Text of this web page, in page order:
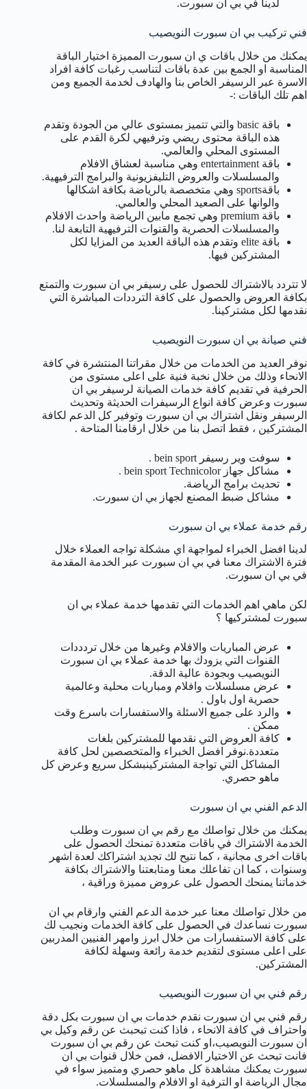
لدينا في بي ان سبورت.
فني تركيب بي ان سبورت النويصيب
يمكنك من خلال باقات ي ان سبورت المميزة اختيار الباقة
المناسبة او الجمع بين عدة باقات لتناسب رغبات كافة افراد
الاسرة عبر الرسيفر الخاص بنا والهادف لخدمة الجميع ومن
اهم تلك الباقات :-
باقة basic والتي تتميز بمستوى عالي من الجودة وتقدم
هذه الباقة محتوى ريضي وترفيهي لكرة القدم على
المستوى المحلي والعالمي.
باقة entertainment وهي مناسبة لعشاق الافلام
والمسلسلات والعروض التليفزيونية والبرامج الترفيهية.
باقةsports وهي متخصصة بالرياضة بكافة اشكالها
والوانها على الصعيد المحلي والعالمي.
باقة premium وهي تجمع مابين الرياضة واحدث الافلام
والمسلسلات الحصرية والقنوات الترفيهية التابعة لنا.
باقة elite وتقدم هذه الباقة العديد من المزايا لكل
المشتركين فيها.
لا تتردد بالاشتراك للحصول على رسيفر بي ان سبورت والتمتع
بكافة العروض والحصول على كافة الترددات المباشرة التي
نقدمها لكل مشتركينا.
فني صيانة بي ان سبورت النويصيب
نوفر العديد من الخدمات من خلال مقراتنا المنتشرة في كافة
الانحاء وذلك من خلال نخبة فنية على اعلى مستوى من
الحرفية في تقديم كافة خدمات الصيانة لرسيفر بي ان
سبورت وعرض كافة انواع الرسيفرات الحديثة وتحديث
الرسيفر ونقل اشتراك بي ان سبورت وتوفير كل الدعم لكافة
المشتركين ، فقط اتصل بنا من خلال ارقامنا المتاحة .
سوفت وير رسيفر bein sport .
مشاكل جهاز bein sport Technicolor .
تحديث برامج الرياضة.
مشاكل ضبط المصنع لجهاز بي ان سبورت.
رقم خدمة عملاء بي ان سبورت
لدينا افضل الخبراء لمواجهة اي مشكلة تواجه العملاء خلال
فترة الاشتراك معنا في بي ان سبورت عبر الخدمة المقدمة
في بي ان سبورت.
لكن ماهي اهم الخدمات التي تقدمها خدمة عملاء بي ان
سبورت لمشتركيها ؟
عرض المباريات والافلام وغيرها من خلال تردددات
القنوات التي يزودك بها خدمة عملاء بي ان سبورت
النويصيب وبجودة عالية الدقة.
عرض مسلسلات وافلام ومباريات محلية وعالمية
حصرية اول باول .
والرد على جميع الاسئلة والاستفسارات باسرع وقت
ممكن .
كافة العروض التي نقدمها للمشتركين بلغات
متعددة.نوفر افضل الخبراء والمتخصصين لحل كافة
المشاكل التي تواجة المشتركينبشكل سريع وعرض كل
ماهو حصري.
الدعم الفني بي ان سبورت
يمكنك من خلال تواصلك مع رقم بي ان سبورت وطلب
الخدمة الاشتراك في باقات متعددة تمنحك الحصول على
باقات اخرى مجانية ، كما نتيح لك تجديد اشتراكك لعدة اشهر
وسنوات ، كما ان تفاعلك معنا ومتابعتنا والاشتراك بكافة
خدماتنا يمنحك الحصول على عروض مميزة وراقية ،
من خلال تواصلك معنا عبر خدمة الدعم الفني وارقام بي ان
سبورت نساعدك في الحصول على كافة الخدمات ونجيب لك
على كافة الاستفسارات من خلال ابرز وامهر الفنيين المدربين
على اعلى مستوى لتقديم خدمة رائعة وسهلة لكافة
المشتركين.
رقم فني بي ان سبورت النويصيب
رقم فني بي ان سبورت نقدم خدمات بي ان سبورت بكل دقة
واحتراف في كافة الانحاء ، فاذا كنت تبحبث عن رقم وكيل بي
ان سبورت النويصيب،او كنت تبحث عن رقم بي ان سبورت
فانت تبحث عن الاختيار الافضل، فمن خلال قنوات بي ان
سبورت يمكنك مشاهدة كل ماهو حصري ومتميز سواء في
مجال الرياضة او الترفية او الافلام والمسلسلات.